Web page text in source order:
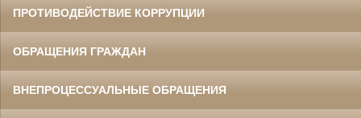
ПРОТИВОДЕЙСТВИЕ КОРРУПЦИИ
ОБРАЩЕНИЯ ГРАЖДАН
ВНЕПРОЦЕССУАЛЬНЫЕ ОБРАЩЕНИЯ